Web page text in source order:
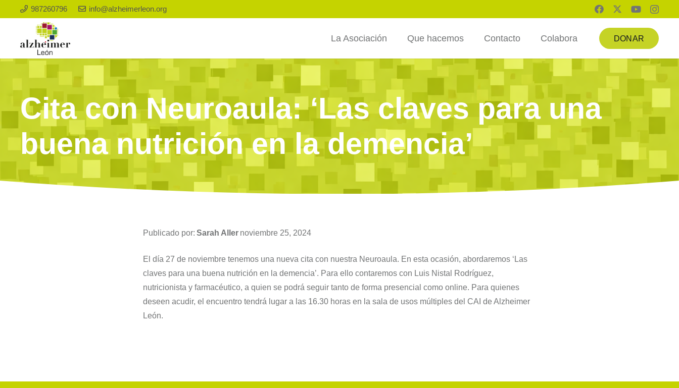
987260796 info@alzheimerleon.org
La Asociación Que hacemos Contacto Colabora DONAR
Cita con Neuroaula: ‘Las claves para una
buena nutrición en la demencia’
Publicado por: Sarah Aller noviembre 25, 2024
El día 27 de noviembre tenemos una nueva cita con nuestra Neuroaula. En esta ocasión, abordaremos ‘Las
claves para una buena nutrición en la demencia’. Para ello contaremos con Luis Nistal Rodríguez,
nutricionista y farmacéutico, a quien se podrá seguir tanto de forma presencial como online. Para quienes
deseen acudir, el encuentro tendrá lugar a las 16.30 horas en la sala de usos múltiples del CAI de Alzheimer
León.